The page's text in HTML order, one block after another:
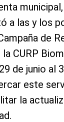
a las y los
de
CURP
de junio al
este
la